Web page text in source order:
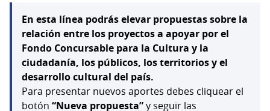
En esta línea podrás elevar propuestas sobre la
relación entre los proyectos a apoyar por el
Fondo Concursable para la Cultura y la
ciudadanía, los públicos, los territorios y el
desarrollo cultural del país.
Para presentar nuevos aportes debes cliquear el
botón “Nueva propuesta”y seguir las